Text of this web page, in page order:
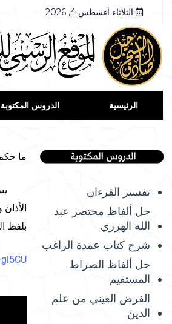
الثلاثاء أغسطس 4, 2026
الرئيسية الدروس المكتوبة
تفسير القرءان
حل ألفاظ مختصر عبد
الله الهرري
شرح كتاب عمدة الراغب
حل ألفاظ الصراط
المستقيم
الفرض العيني من علم
الدين
ما حكم
يسن
بلفظ